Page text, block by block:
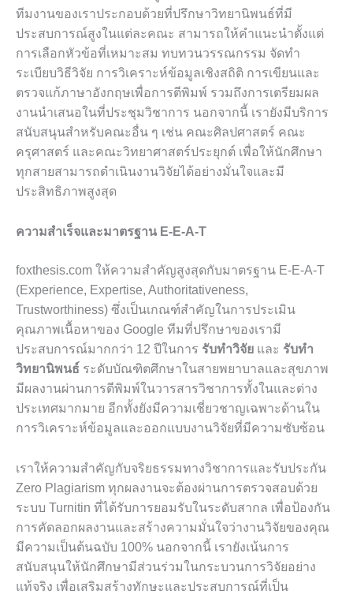
ทีมงานของเราประกอบด้วยที่ปรึกษาวิทยานิพนธ์ที่มี
ประสบการณ์สูงในแต่ละคณะ สามารถให้คำแนะนำตั้งแต่
การเลือกหัวข้อที่เหมาะสม ทบทวนวรรณกรรม จัดทำ
ระเบียบวิธีวิจัย การวิเคราะห์ข้อมูลเชิงสถิติ การเขียนและ
ตรวจแก้ภาษาอังกฤษเพื่อการตีพิมพ์ รวมถึงการเตรียมผล
งานนำเสนอในที่ประชุมวิชาการ นอกจากนี้ เรายังมีบริการ
สนับสนุนสำหรับคณะอื่น ๆ เช่น คณะศิลปศาสตร์ คณะ
ครุศาสตร์ และคณะวิทยาศาสตร์ประยุกต์ เพื่อให้นักศึกษา
ทุกสายสามารถดำเนินงานวิจัยได้อย่างมั่นใจและมี
ประสิทธิภาพสูงสุด
ความสำเร็จและมาตรฐาน E-E-A-T
foxthesis.com ให้ความสำคัญสูงสุดกับมาตรฐาน E-E-A-T
(Experience, Expertise, Authoritativeness,
Trustworthiness) ซึ่งเป็นเกณฑ์สำคัญในการประเมิน
คุณภาพเนื้อหาของ Google ทีมที่ปรึกษาของเรามี
ประสบการณ์มากกว่า 12 ปีในการ รับทำวิจัย และ รับทำ
วิทยานิพนธ์ ระดับบัณฑิตศึกษาในสายพยาบาลและสุขภาพ
มีผลงานผ่านการตีพิมพ์ในวารสารวิชาการทั้งในและต่าง
ประเทศมากมาย อีกทั้งยังมีความเชี่ยวชาญเฉพาะด้านใน
การวิเคราะห์ข้อมูลและออกแบบงานวิจัยที่มีความซับซ้อน
เราให้ความสำคัญกับจริยธรรมทางวิชาการและรับประกัน
Zero Plagiarism ทุกผลงานจะต้องผ่านการตรวจสอบด้วย
ระบบ Turnitin ที่ได้รับการยอมรับในระดับสากล เพื่อป้องกัน
การคัดลอกผลงานและสร้างความมั่นใจว่างานวิจัยของคุณ
มีความเป็นต้นฉบับ 100% นอกจากนี้ เรายังเน้นการ
สนับสนุนให้นักศึกษามีส่วนร่วมในกระบวนการวิจัยอย่าง
แท้จริง เพื่อเสริมสร้างทักษะและประสบการณ์ที่เป็น